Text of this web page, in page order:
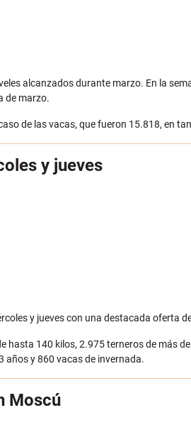
alcanzados durante marzo. En la
de marzo.
de las vacas, que fueron 15.818, en
y jueves
y jueves con una destacada oferta
140 kilos, 2.975 terneros de más
años y 860 vacas de invernada.
Moscú